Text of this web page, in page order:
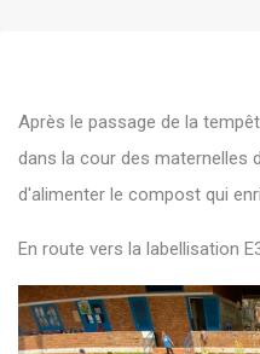
Après le passage de la
dans la cour des maternelles
d'alimenter le compost qui
En route vers la labellisation